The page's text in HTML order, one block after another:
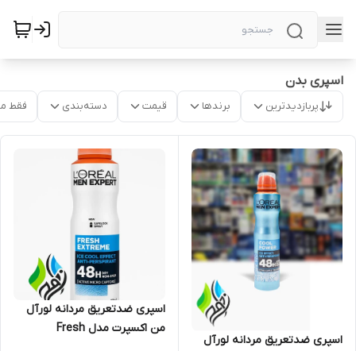
اسپری بدن
پربازدیدترین برندها قیمت دسته‌بندی فقط
اسپری ضدتعریق مردانه لورآل
اسپری ضدتعریق مردانه لورآل
من اکسپرت مدل Fresh